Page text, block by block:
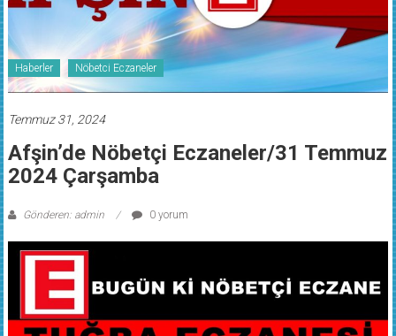
Haberler Nöbetci Eczaneler
Temmuz 31, 2024
Afşin’de Nöbetçi Eczaneler/31 Temmuz
2024 Çarşamba
Gönderen: admin 0 yorum